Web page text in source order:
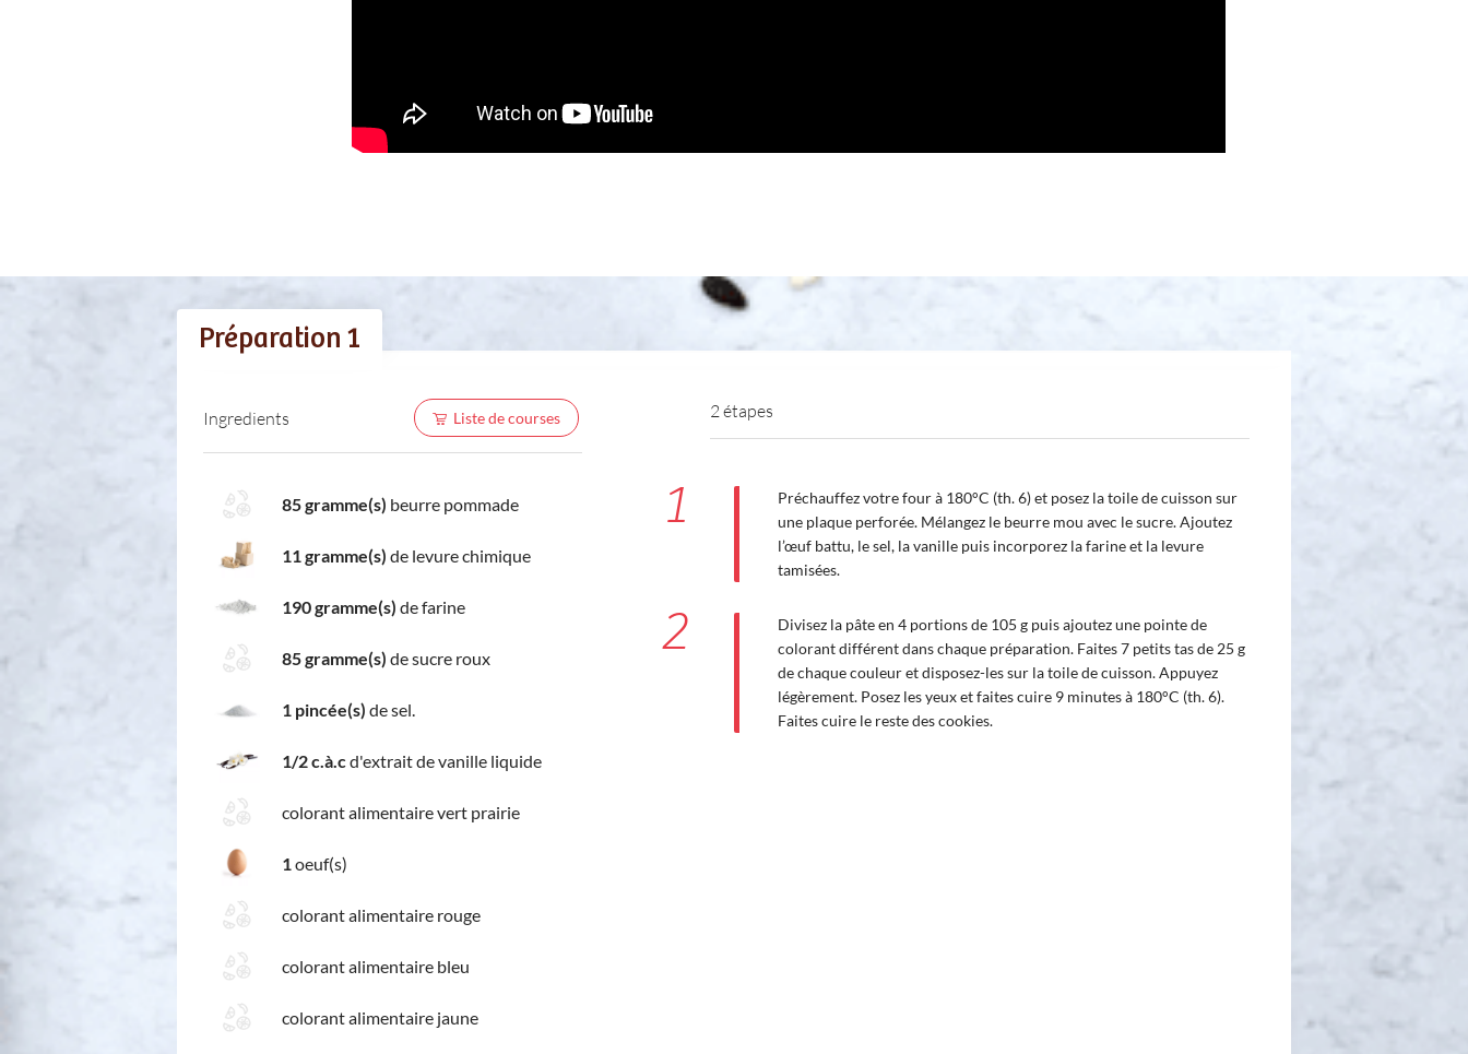
Préparation 1
Ingredients Liste de courses
85 gramme(s) beurre pommade
11 gramme(s) de levure chimique
190 gramme(s) de farine
85 gramme(s) de sucre roux
1 pincée(s) de sel.
1/2 c.à.c d'extrait de vanille liquide
colorant alimentaire vert prairie
1 oeuf(s)
colorant alimentaire rouge
colorant alimentaire bleu
colorant alimentaire jaune
2 étapes
1
Préchauffez votre four à 180°C (th. 6) et posez la toile de cuisson sur
une plaque perforée. Mélangez le beurre mou avec le sucre. Ajoutez
l’œuf battu, le sel, la vanille puis incorporez la farine et la levure
tamisées.
2
Divisez la pâte en 4 portions de 105 g puis ajoutez une pointe de
colorant différent dans chaque préparation. Faites 7 petits tas de 25 g
de chaque couleur et disposez-les sur la toile de cuisson. Appuyez
légèrement. Posez les yeux et faites cuire 9 minutes à 180°C (th. 6).
Faites cuire le reste des cookies.